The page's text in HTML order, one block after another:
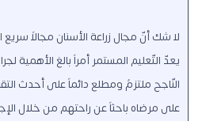
لا شك أنّ مجال زراعة الأسنان مجالاً سريع
يعدّ التّعليم المستمر أمراً بالغ الأهمية
النّاجح ملتزمٌ ومطلع دائماً على أحدث
على مرضاه باحثاً عن راحتهم من خلال